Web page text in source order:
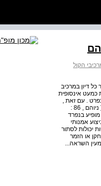
הקול
דיון במרכיב
כמעט אינסופית
. עם זאת ,
הרעיונות שנזכרו לעיל מספקים תמונה של אחדים מההיבטים הפסיכולוגיים ... הקשורים במרכיב הקולי הנדון . ( ניוהם , 86 :
מופיע בנפרד
אמנותי
יכולות לסתור
או הזמר
השראה...